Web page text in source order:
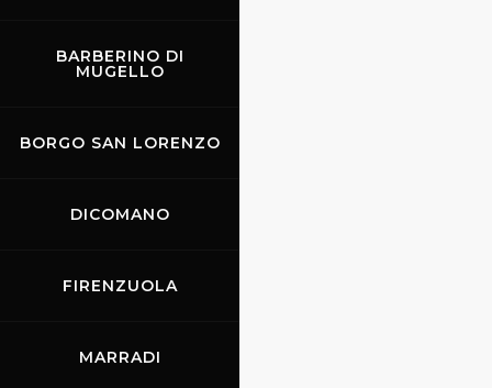
BARBERINO DI
MUGELLO
BORGO SAN LORENZO
DICOMANO
FIRENZUOLA
MARRADI